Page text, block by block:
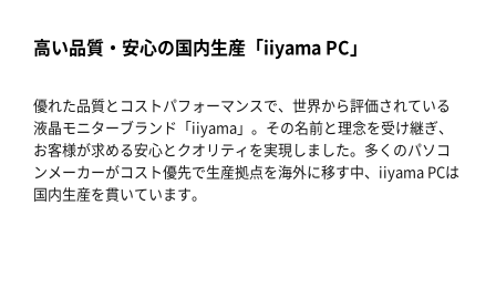
高い品質・安心の国内生産「iiyama PC」
優れた品質とコストパフォーマンスで、世界から評価されている
液晶モニターブランド「iiyama」。その名前と理念を受け継ぎ、
お客様が求める安心とクオリティを実現しました。多くのパソコ
ンメーカーがコスト優先で生産拠点を海外に移す中、iiyama PCは
国内生産を貫いています。